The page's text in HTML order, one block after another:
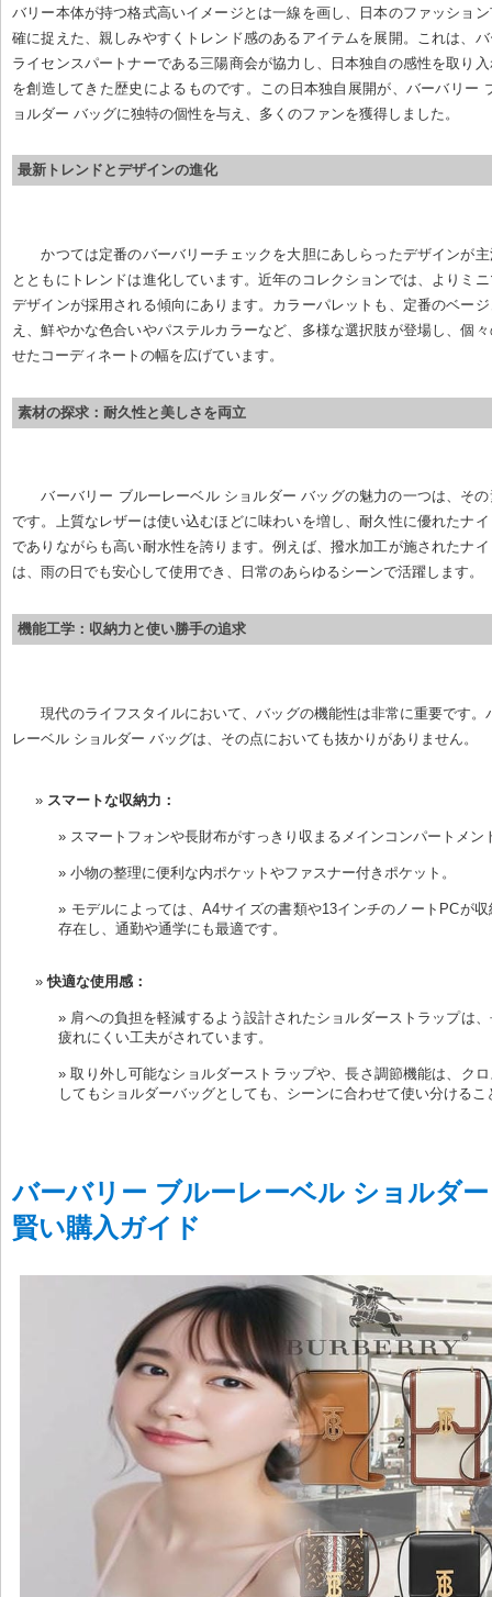
バリー本体が持つ格式高いイメージとは一線を画し、日本のファッショ
確に捉えた、親しみやすくトレンド感のあるアイテムを展開。これは、
ライセンスパートナーである三陽商会が協力し、日本独自の感性を取り
を創造してきた歴史によるものです。この日本独自展開が、バーバリー
ョルダー バッグに独特の個性を与え、多くのファンを獲得しました。
最新トレンドとデザインの進化
かつては定番のバーバリーチェックを大胆にあしらったデザインが
とともにトレンドは進化しています。近年のコレクションでは、よりミ
デザインが採用される傾向にあります。カラーパレットも、定番のベー
え、鮮やかな色合いやパステルカラーなど、多様な選択肢が登場し、個
せたコーディネートの幅を広げています。
素材の探求：耐久性と美しさを両立
バーバリー ブルーレーベル ショルダー バッグの魅力の一つは、そ
です。上質なレザーは使い込むほどに味わいを増し、耐久性に優れたナ
でありながらも高い耐水性を誇ります。例えば、撥水加工が施されたナ
は、雨の日でも安心して使用でき、日常のあらゆるシーンで活躍します。
機能工学：収納力と使い勝手の追求
現代のライフスタイルにおいて、バッグの機能性は非常に重要です。
レーベル ショルダー バッグは、その点においても抜かりがありません。
スマートな収納力：
スマートフォンや長財布がすっきり収まるメインコンパートメン
小物の整理に便利な内ポケットやファスナー付きポケット。
モデルによっては、A4サイズの書類や13インチのノートPCが
存在し、通勤や通学にも最適です。
快適な使用感：
肩への負担を軽減するよう設計されたショルダーストラップは
疲れにくい工夫がされています。
取り外し可能なショルダーストラップや、長さ調節機能は、ク
してもショルダーバッグとしても、シーンに合わせて使い分けるこ
バーバリー ブルーレーベル ショルダ
賢い購入ガイド